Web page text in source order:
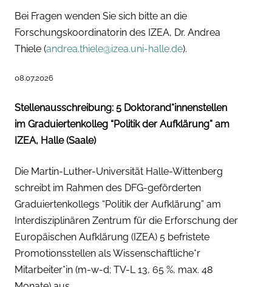
Bei Fragen wenden Sie sich bitte an die
Forschungskoordinatorin des IZEA, Dr. Andrea
Thiele (andrea.thiele@izea.uni-halle.de).
08.07.2026
Stellenausschreibung: 5 Doktorand*innenstellen
im Graduiertenkolleg “Politik der Aufklärung” am
IZEA, Halle (Saale)
Die Martin-Luther-Universität Halle-Wittenberg
schreibt im Rahmen des DFG-geförderten
Graduiertenkollegs “Politik der Aufklärung” am
Interdisziplinären Zentrum für die Erforschung der
Europäischen Aufklärung (IZEA) 5 befristete
Promotionsstellen als Wissenschaftliche*r
Mitarbeiter*in (m-w-d; TV-L 13, 65 %, max. 48